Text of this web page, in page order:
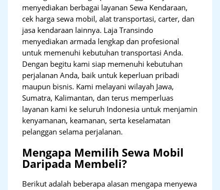
menyediakan berbagai layanan Sewa Kendaraan,
cek harga sewa mobil, alat transportasi, carter, dan
jasa kendaraan lainnya. Laja Transindo
menyediakan armada lengkap dan profesional
untuk memenuhi kebutuhan transportasi Anda.
Dengan begitu kami siap memenuhi kebutuhan
perjalanan Anda, baik untuk keperluan pribadi
maupun bisnis. Kami melayani wilayah Jawa,
Sumatra, Kalimantan, dan terus memperluas
layanan kami ke seluruh Indonesia untuk menjamin
kenyamanan, keamanan, serta keselamatan
pelanggan selama perjalanan.
Mengapa Memilih Sewa Mobil
Daripada Membeli?
Berikut adalah beberapa alasan mengapa menyewa